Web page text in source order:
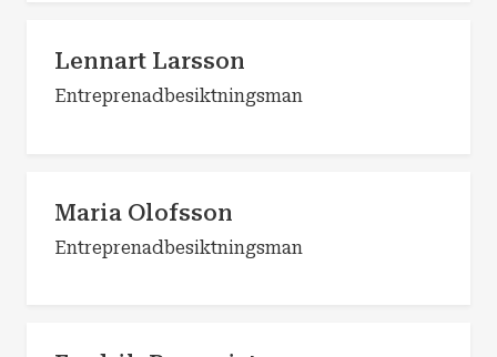
Lennart Larsson
Entreprenadbesiktningsman
Maria Olofsson
Entreprenadbesiktningsman